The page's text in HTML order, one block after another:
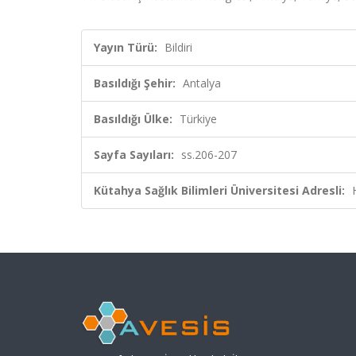
Yayın Türü: Bildiri
Basıldığı Şehir: Antalya
Basıldığı Ülke: Türkiye
Sayfa Sayıları: ss.206-207
Kütahya Sağlık Bilimleri Üniversitesi Adresli: